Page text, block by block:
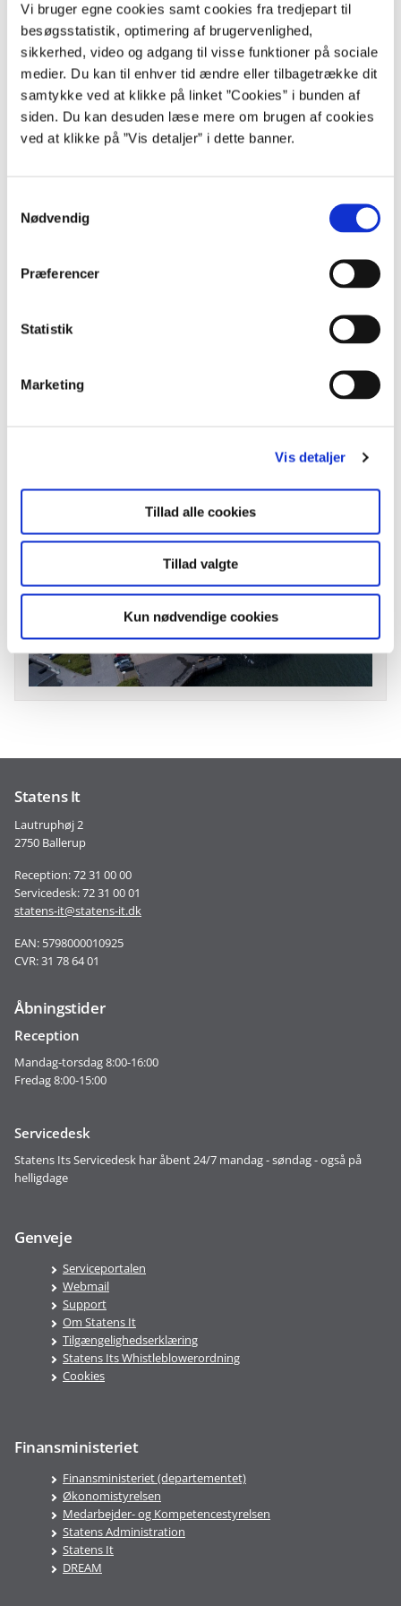
Vi bruger egne cookies samt cookies fra tredjepart til
besøgsstatistik, optimering af brugervenlighed,
sikkerhed, video og adgang til visse funktioner på sociale
medier. Du kan til enhver tid ændre eller tilbagetrække dit
samtykke ved at klikke på linket ”Cookies” i bunden af
siden. Du kan desuden læse mere om brugen af cookies
ved at klikke på ”Vis detaljer” i dette banner.
Nødvendig
Præferencer
Statistik
Marketing
Vis detaljer
Tillad alle cookies
Tillad valgte
Kun nødvendige cookies
Ellegårdvej 25C, stuen, 6400 Sønderborg
Find vej til Ellegårdvej med Rejseplanen
Lauritzens Plads 1, 9000 Aalborg
Statens It
Lautruphøj 2
2750 Ballerup
Reception: 72 31 00 00
Servicedesk: 72 31 00 01
statens-it@statens-it.dk
EAN: 5798000010925
CVR: 31 78 64 01
Åbningstider
Reception
Mandag-torsdag 8:00-16:00
Fredag 8:00-15:00
Servicedesk
Statens Its Servicedesk har åbent 24/7 mandag - søndag - også på
helligdage
Genveje
Serviceportalen
Webmail
Support
Om Statens It
Tilgængelighedserklæring
Statens Its Whistleblowerordning
Cookies
Finansministeriet
Finansministeriet (departementet)
Økonomistyrelsen
Medarbejder- og Kompetencestyrelsen
Statens Administration
Statens It
DREAM